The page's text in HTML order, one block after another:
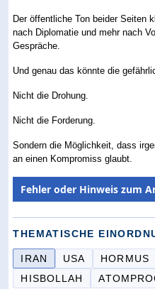
Der öffentliche Ton beider Seiten
nach Diplomatie und mehr nach
Gespräche.
Und genau das könnte die
Nicht die Drohung.
Nicht die Forderung.
Sondern die Möglichkeit, dass
an einen Kompromiss glaubt.
Fehler oder Hinweis zum
THEMATISCHE
IRAN USA HORMUS
HISBOLLAH